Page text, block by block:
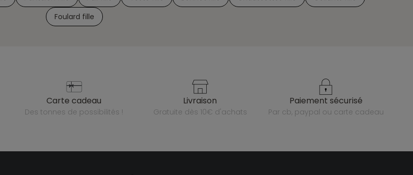
Foulard fille
carte cadeau
des tonnes de possibilités !
livraison
gratuite dès 10€ d'achats
paiement sécurisé
par cb, paypal ou carte cadeau